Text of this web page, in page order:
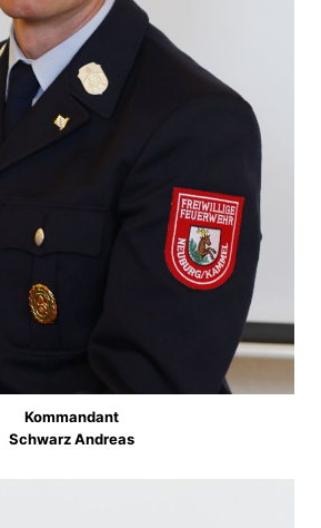
Kommandant
Schwarz Andreas